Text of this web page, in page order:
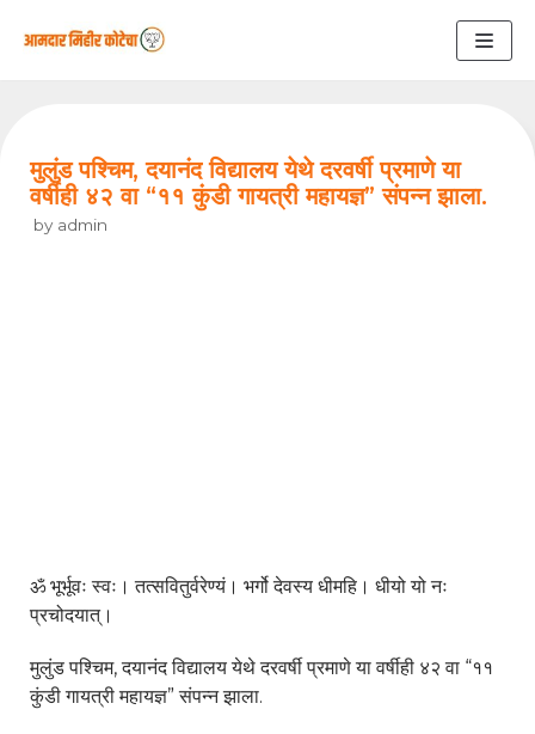
मुलुंड पश्चिम, दयानंद विद्यालय येथे दरवर्षी प्रमाणे या
वर्षीही ४२ वा “११ कुंडी गायत्री महायज्ञ” संपन्न झाला.
by admin
ॐ भूर्भूवः स्वः। तत्सवितुर्वरेण्यं। भर्गो देवस्य धीमहि। धीयो यो नः
प्रचोदयात्।
मुलुंड पश्चिम, दयानंद विद्यालय येथे दरवर्षी प्रमाणे या वर्षीही ४२ वा “११
कुंडी गायत्री महायज्ञ” संपन्न झाला.